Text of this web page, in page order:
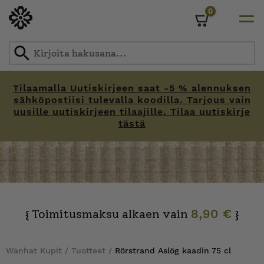
Tilaamalla Uutiskirjeen saat -5 % alennuksen
sähköpostiisi tulevalla koodilla. Tarjous vain
uusille uutiskirjeen tilaajille. Tilaa uutiskirje
tästä
0
{ Toimitusmaksu alkaen vain 8,90 € }
Wanhat Kupit / Tuotteet / Rörstrand Aslög kaadin 75 cl